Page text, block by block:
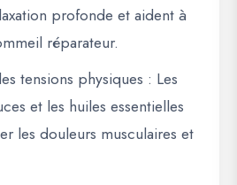
profonde et aident à
réparateur.
tensions physiques : Les
et les huiles essentielles
les douleurs musculaires et